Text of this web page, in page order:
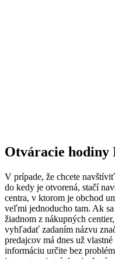
Otváracie hodiny
V prípade, že chcete
do kedy je otvorená, stačí
centra, v ktorom je obchod
veľmi jednoducho tam. Ak sa
žiadnom z nákupných
vyhľadať zadaním názvu
predajcov má dnes už
informáciu určite bez